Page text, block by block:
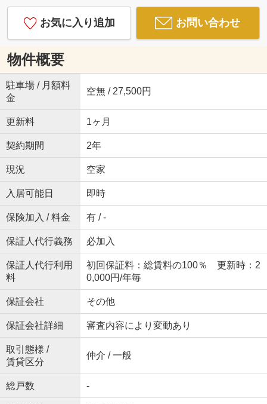
お気に入り追加 お問い合わせ
物件概要
駐車場 / 月額料
金
空無 / 27,500円
更新料 1ヶ月
契約期間 2年
現況 空家
入居可能日 即時
保険加入 / 料金 有 / -
保証人代行義務 必加入
保証人代行利用
料
初回保証料：総賃料の100％ 更新時：2
0,000円/年毎
保証会社 その他
保証会社詳細 審査内容により変動あり
取引態様 /
賃貸区分
仲介 / 一般
総戸数 -